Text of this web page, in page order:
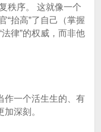
秩序。 这就像一个
“抬高”了自己（掌握
律”的权威，而非他
作一个活生生的、有
深刻。